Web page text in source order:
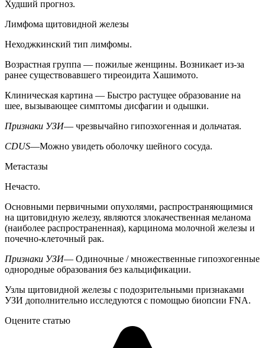
Худший прогноз.
Лимфома щитовидной железы
Неходжкинский тип лимфомы.
Возрастная группа — пожилые женщины. Возникает из-за
ранее существовавшего тиреоидита Хашимото.
Клиническая картина — Быстро растущее образование на
шее, вызывающее симптомы дисфагии и одышки.
Признаки УЗИ— чрезвычайно гипоэхогенная и дольчатая.
CDUS—Можно увидеть оболочку шейного сосуда.
Метастазы
Нечасто.
Основными первичными опухолями, распространяющимися
на щитовидную железу, являются злокачественная меланома
(наиболее распространенная), карцинома молочной железы и
почечно-клеточный рак.
Признаки УЗИ— Одиночные / множественные гипоэхогенные
однородные образования без кальцификации.
Узлы щитовидной железы с подозрительными признаками
УЗИ дополнительно исследуются с помощью биопсии FNA.
Оцените статью